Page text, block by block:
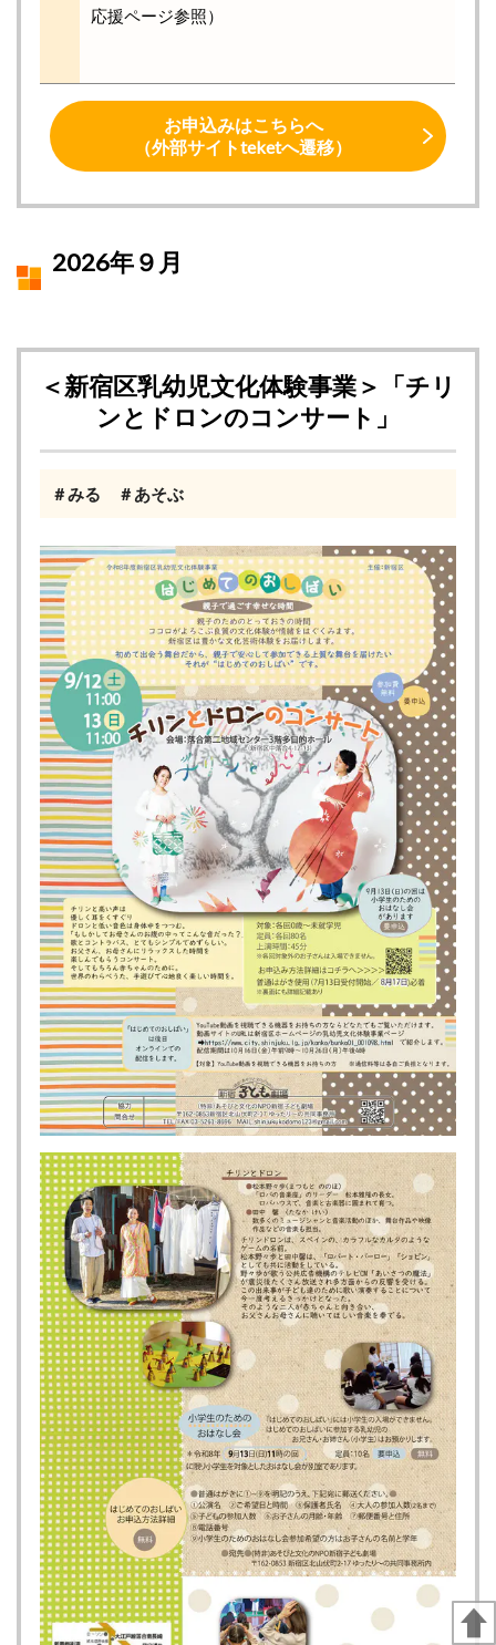
応援ページ参照）
お申込みはこちらへ
（外部サイトteketへ遷移）
2026年９月
＜新宿区乳幼児文化体験事業＞「チリ
ンとドロンのコンサート」
＃みる ＃あそぶ